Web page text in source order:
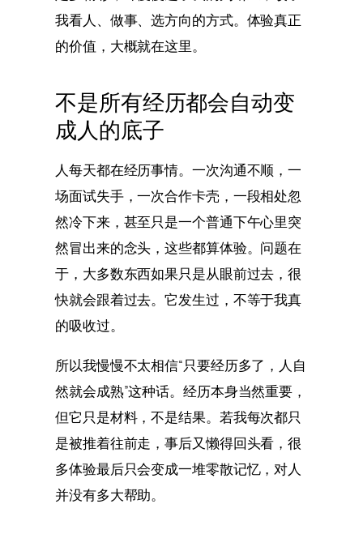
我看人、做事、选方向的方式。体验真正
的价值，大概就在这里。
不是所有经历都会自动变
成人的底子
人每天都在经历事情。一次沟通不顺，一
场面试失手，一次合作卡壳，一段相处忽
然冷下来，甚至只是一个普通下午心里突
然冒出来的念头，这些都算体验。问题在
于，大多数东西如果只是从眼前过去，很
快就会跟着过去。它发生过，不等于我真
的吸收过。
所以我慢慢不太相信“只要经历多了，人自
然就会成熟”这种话。经历本身当然重要，
但它只是材料，不是结果。若我每次都只
是被推着往前走，事后又懒得回头看，很
多体验最后只会变成一堆零散记忆，对人
并没有多大帮助。